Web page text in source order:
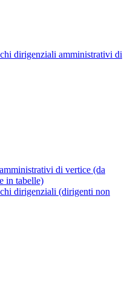
dirigenziali amministrativi di
di vertice (da
in tabelle)
dirigenziali (dirigenti non